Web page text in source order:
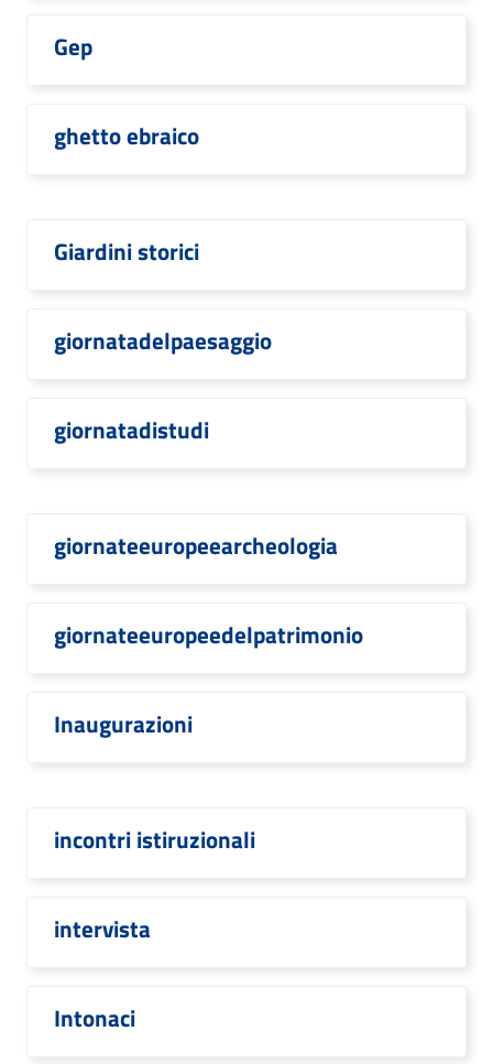
Gep
ghetto ebraico
Giardini storici
giornatadelpaesaggio
giornatadistudi
giornateeuropeearcheologia
giornateeuropeedelpatrimonio
Inaugurazioni
incontri istiruzionali
intervista
Intonaci